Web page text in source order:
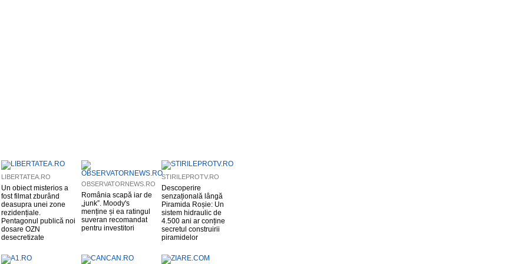
LIBERTATEA.RO
Un obiect misterios a
fost filmat zburând
deasupra unei zone
rezidențiale.
Pentagonul publică noi
dosare OZN
desecretizate
OBSERVATORNEWS.RO
România scapă iar de
„junk”. Moody's
menține și ea ratingul
suveran recomandat
pentru investitori
STIRILEPROTV.RO
Descoperire
senzațională lângă
Piramida Roșie: Un
sistem hidraulic de
4.500 ani ar conține
secretul construirii
piramidelor